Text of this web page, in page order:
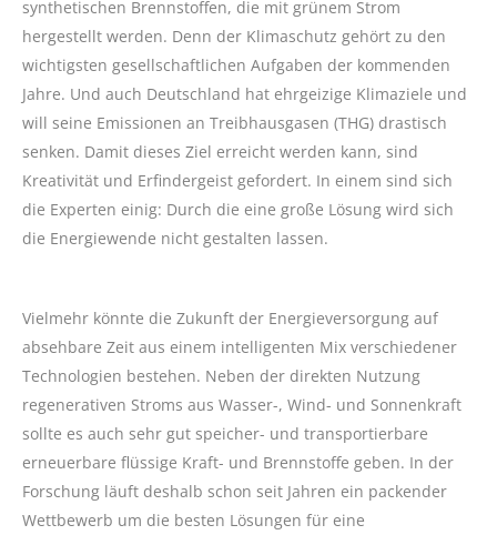
synthetischen Brennstoffen, die mit grünem Strom
hergestellt werden. Denn der Klimaschutz gehört zu den
wichtigsten gesellschaftlichen Aufgaben der kommenden
Jahre. Und auch Deutschland hat ehrgeizige Klimaziele und
will seine Emissionen an Treibhausgasen (THG) drastisch
senken. Damit dieses Ziel erreicht werden kann, sind
Kreativität und Erfindergeist gefordert. In einem sind sich
die Experten einig: Durch die eine große Lösung wird sich
die Energiewende nicht gestalten lassen.
Vielmehr könnte die Zukunft der Energieversorgung auf
absehbare Zeit aus einem intelligenten Mix verschiedener
Technologien bestehen. Neben der direkten Nutzung
regenerativen Stroms aus Wasser-, Wind- und Sonnenkraft
sollte es auch sehr gut speicher- und transportierbare
erneuerbare flüssige Kraft- und Brennstoffe geben. In der
Forschung läuft deshalb schon seit Jahren ein packender
Wettbewerb um die besten Lösungen für eine